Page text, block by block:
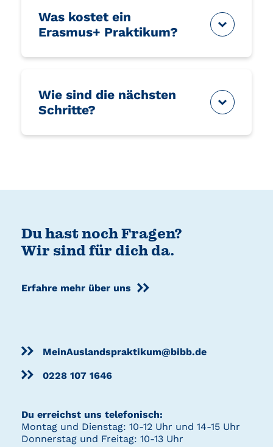
Was kostet ein
Erasmus+ Praktikum?
Wie sind die nächsten
Schritte?
Du hast noch Fragen?
Wir sind für dich da.
Erfahre mehr über uns
MeinAuslandspraktikum@bibb.de
0228 107 1646
Du erreichst uns telefonisch:
Montag und Dienstag: 10-12 Uhr und 14-15 Uhr
Donnerstag und Freitag: 10-13 Uhr